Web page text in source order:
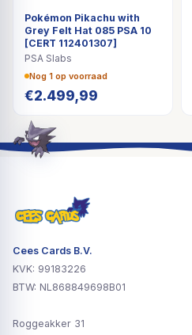
Pokémon Pikachu with
Grey Felt Hat 085 PSA 10
[CERT 112401307]
PSA Slabs
Nog 1 op voorraad
€2.499,99
Cees Cards B.V.
KVK: 99183226
BTW: NL868849698B01
Roggeakker 31